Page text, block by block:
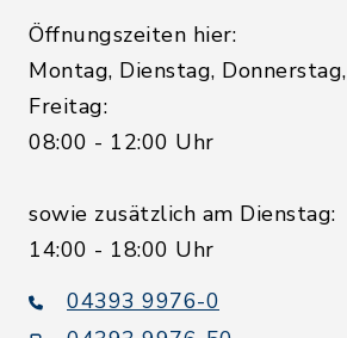
Öffnungszeiten hier:
Montag, Dienstag, Donnerstag,
Freitag:
08:00 - 12:00 Uhr
sowie zusätzlich am Dienstag:
14:00 - 18:00 Uhr
04393 9976-0